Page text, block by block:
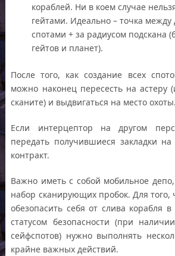
кораблей. Ни в коем случае
гейтами. Идеально – точка между
спотами + за радиусом подскана
гейтов и планет).
После того, как создание всех
можно наконец пересесть на
сканите) и выдвигаться на место охоты.
Если интерцептор на другом
передать получившиеся закладки
контракт.
Важно иметь c собой мобильное
набор сканирующих пробок. Для того,
обезопасить себя от слива корабля
статусом безопасности (при
сейфспотов) нужно выполнять
крайне важных действий.